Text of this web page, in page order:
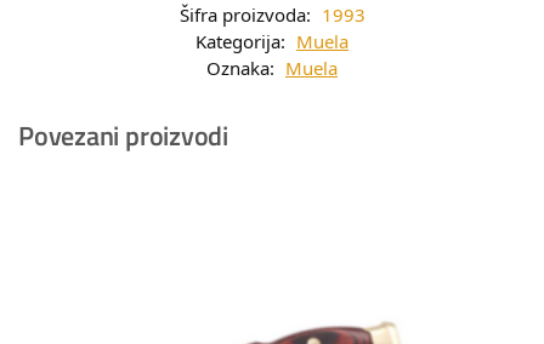
Šifra proizvoda: 1993
Kategorija: Muela
Oznaka: Muela
Povezani proizvodi